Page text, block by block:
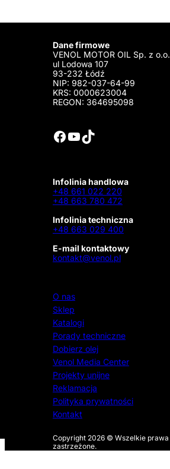
Dane firmowe
VENOL MOTOR OIL Sp. z o.o.
ul Lodowa 107
93-232 Łódź
NIP: 982-037-64-99
KRS: 0000623004
REGON: 364695098
Facebook YouTube TikTok
Infolinia handlowa
+48 661 022 220
+48 663 780 472
Infolinia techniczna
+48 663 029 400
E-mail kontaktowy
kontakt@venol.pl
O nas
Sklep
Katalogi
Porady techniczne
Dobierz olej
Venol Media Center
Projekty unijne
Reklamacja
Polityka prywatności
Kontakt
Copyright 2026 © Wszelkie prawa
zastrzeżone.